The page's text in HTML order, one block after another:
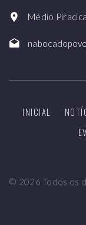
Médio
INICIAL
© 2026 Todos os